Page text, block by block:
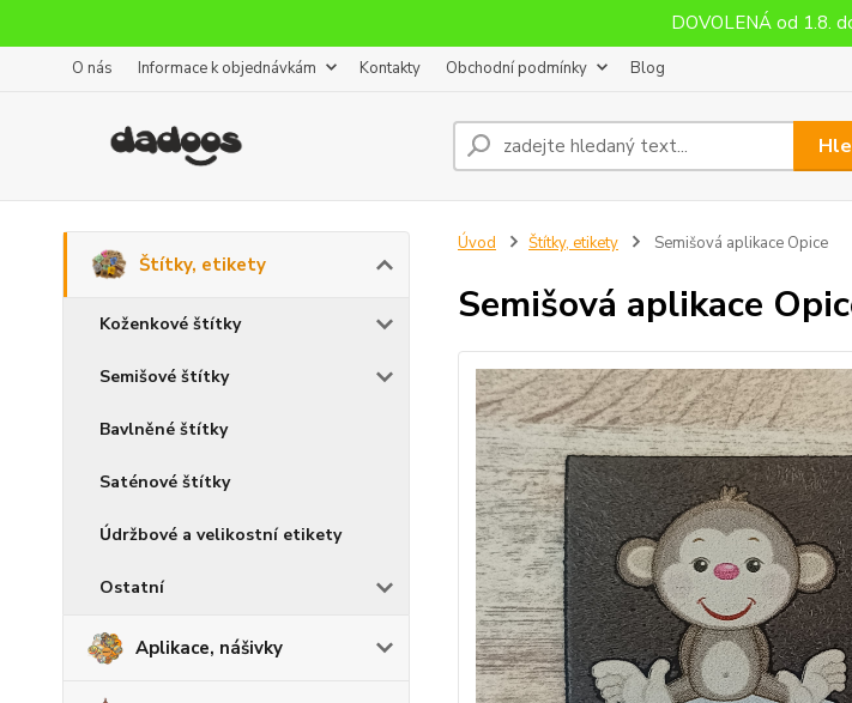
DOVOLENÁ od 1.8.
O nás Informace k objednávkám Kontakty Obchodní podmínky Blog
Štítky, etikety
Koženkové štítky
Semišové štítky
Bavlněné štítky
Saténové štítky
Údržbové a velikostní etikety
Ostatní
Aplikace, nášivky
Úvod Štítky, etikety Semišová aplikace Opice
Semišová aplikace